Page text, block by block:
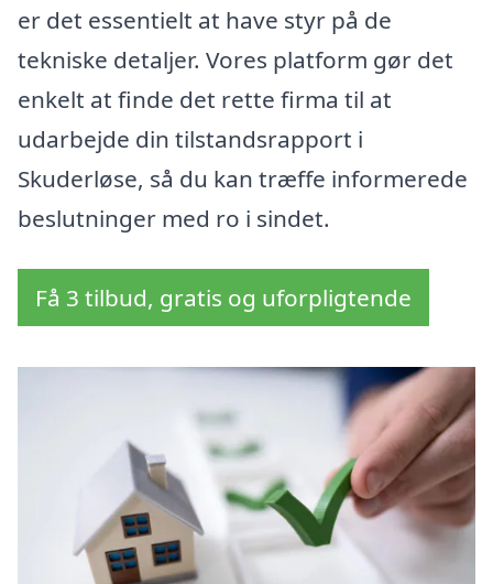
er det essentielt at have styr på de
tekniske detaljer. Vores platform gør det
enkelt at finde det rette firma til at
udarbejde din tilstandsrapport i
Skuderløse, så du kan træffe informerede
beslutninger med ro i sindet.
Få 3 tilbud, gratis og uforpligtende